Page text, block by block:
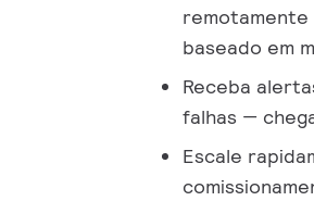
remotamente
baseado em
Receba
falhas —
Escale